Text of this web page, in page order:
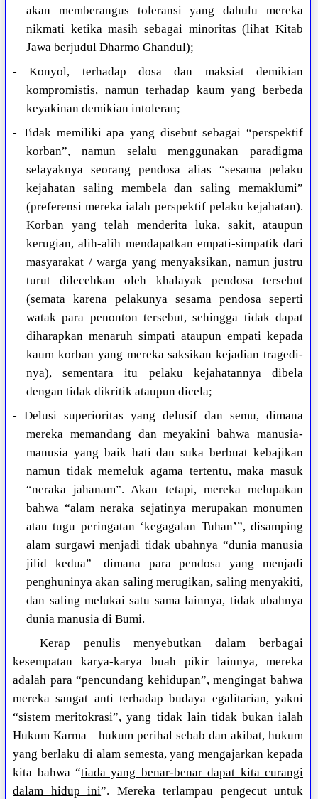
akan memberangus toleransi yang dahulu mereka
nikmati ketika masih sebagai minoritas (lihat Kitab
Jawa berjudul Dharmo Ghandul);
- Konyol, terhadap dosa dan maksiat demikian
kompromistis, namun terhadap kaum yang berbeda
keyakinan demikian intoleran;
- Tidak memiliki apa yang disebut sebagai “perspektif
korban”, namun selalu menggunakan paradigma
selayaknya seorang pendosa alias “sesama pelaku
kejahatan saling membela dan saling memaklumi”
(preferensi mereka ialah perspektif pelaku kejahatan).
Korban yang telah menderita luka, sakit, ataupun
kerugian, alih-alih mendapatkan empati-simpatik dari
masyarakat / warga yang menyaksikan, namun justru
turut dilecehkan oleh khalayak pendosa tersebut
(semata karena pelakunya sesama pendosa seperti
watak para penonton tersebut, sehingga tidak dapat
diharapkan menaruh simpati ataupun empati kepada
kaum korban yang mereka saksikan kejadian tragedi-
nya), sementara itu pelaku kejahatannya dibela
dengan tidak dikritik ataupun dicela;
- Delusi superioritas yang delusif dan semu, dimana
mereka memandang dan meyakini bahwa manusia-
manusia yang baik hati dan suka berbuat kebajikan
namun tidak memeluk agama tertentu, maka masuk
“neraka jahanam”. Akan tetapi, mereka melupakan
bahwa “alam neraka sejatinya merupakan monumen
atau tugu peringatan ‘kegagalan Tuhan’”, disamping
alam surgawi menjadi tidak ubahnya “dunia manusia
jilid kedua”—dimana para pendosa yang menjadi
penghuninya akan saling merugikan, saling menyakiti,
dan saling melukai satu sama lainnya, tidak ubahnya
dunia manusia di Bumi.
Kerap penulis menyebutkan dalam berbagai
kesempatan karya-karya buah pikir lainnya, mereka
adalah para “pencundang kehidupan”, mengingat bahwa
mereka sangat anti terhadap budaya egalitarian, yakni
“sistem meritokrasi”, yang tidak lain tidak bukan ialah
Hukum Karma—hukum perihal sebab dan akibat, hukum
yang berlaku di alam semesta, yang mengajarkan kepada
kita bahwa “tiada yang benar-benar dapat kita curangi
dalam hidup ini”. Mereka terlampau pengecut untuk